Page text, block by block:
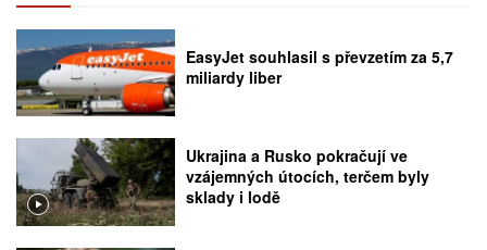
EasyJet souhlasil s převzetím za 5,7
miliardy liber
Ukrajina a Rusko pokračují ve
vzájemných útocích, terčem byly
sklady i lodě